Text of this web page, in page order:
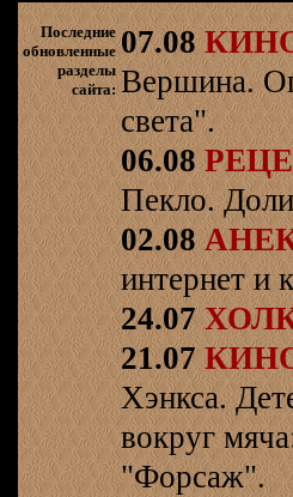
Последние
обновленные
разделы
сайта:
07.08
Вершина.
света".
06.08
Пекло.
02.08
интернет и
24.07
21.07
Хэнкса.
вокруг
"Форсаж".